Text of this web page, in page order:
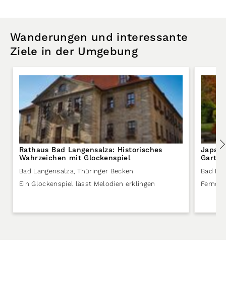
Wanderungen und interessante
Ziele in der Umgebung
Rathaus Bad Langensalza: Historisches
Wahrzeichen mit Glockenspiel
Bad Langensalza, Thüringer Becken
Ein Glockenspiel lässt Melodien erklingen
Bad